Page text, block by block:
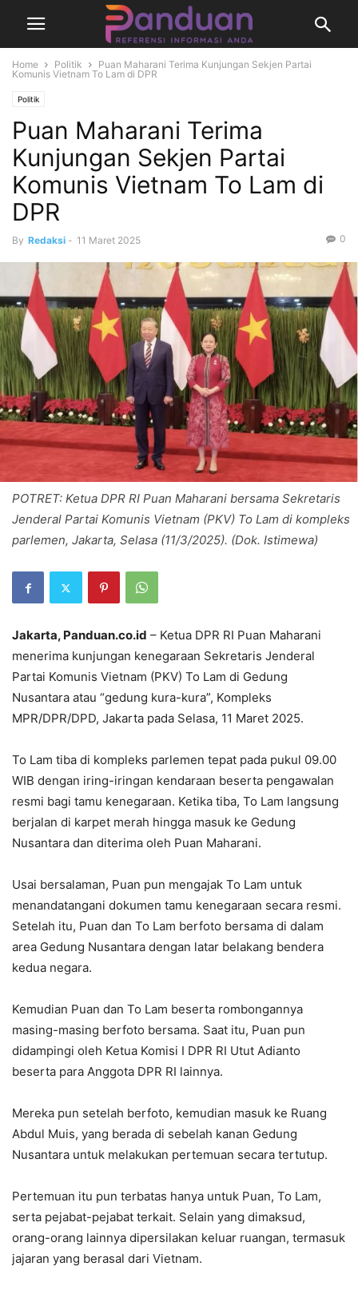
Home Politik
Puan Maharani Terima Kunjungan Sekjen Partai
Komunis Vietnam To Lam di DPR
Politik
Puan Maharani Terima
Kunjungan Sekjen Partai
Komunis Vietnam To Lam di
DPR
By Redaksi - 11 Maret 2025 0
POTRET: Ketua DPR RI Puan Maharani bersama Sekretaris
Jenderal Partai Komunis Vietnam (PKV) To Lam di kompleks
parlemen, Jakarta, Selasa (11/3/2025). (Dok. Istimewa)
Jakarta, Panduan.co.id – Ketua DPR RI Puan Maharani
menerima kunjungan kenegaraan Sekretaris Jenderal
Partai Komunis Vietnam (PKV) To Lam di Gedung
Nusantara atau “gedung kura-kura”, Kompleks
MPR/DPR/DPD, Jakarta pada Selasa, 11 Maret 2025.
To Lam tiba di kompleks parlemen tepat pada pukul 09.00
WIB dengan iring-iringan kendaraan beserta pengawalan
resmi bagi tamu kenegaraan. Ketika tiba, To Lam langsung
berjalan di karpet merah hingga masuk ke Gedung
Nusantara dan diterima oleh Puan Maharani.
Usai bersalaman, Puan pun mengajak To Lam untuk
menandatangani dokumen tamu kenegaraan secara resmi.
Setelah itu, Puan dan To Lam berfoto bersama di dalam
area Gedung Nusantara dengan latar belakang bendera
kedua negara.
Kemudian Puan dan To Lam beserta rombongannya
masing-masing berfoto bersama. Saat itu, Puan pun
didampingi oleh Ketua Komisi I DPR RI Utut Adianto
beserta para Anggota DPR RI lainnya.
Mereka pun setelah berfoto, kemudian masuk ke Ruang
Abdul Muis, yang berada di sebelah kanan Gedung
Nusantara untuk melakukan pertemuan secara tertutup.
Pertemuan itu pun terbatas hanya untuk Puan, To Lam,
serta pejabat-pejabat terkait. Selain yang dimaksud,
orang-orang lainnya dipersilakan keluar ruangan, termasuk
jajaran yang berasal dari Vietnam.